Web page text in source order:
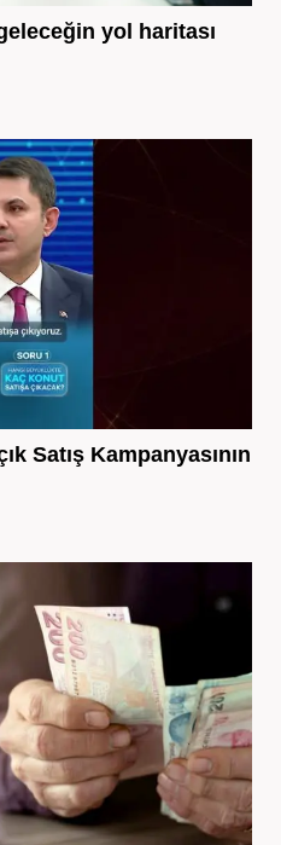
yol haritası
Satış Kampanyasının